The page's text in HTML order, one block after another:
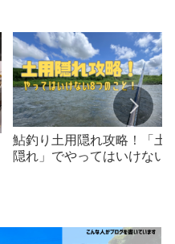
鮎釣り土用隠れ攻略！「土
隠れ」でやってはいけない8